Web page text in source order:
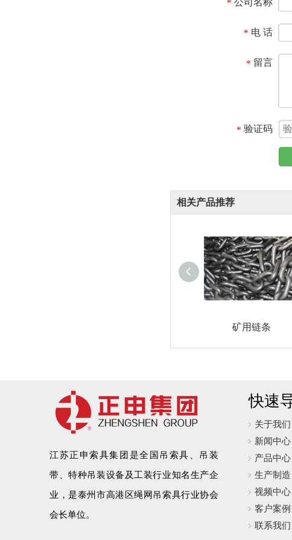
*
* 电 话
* 留言
* 验证码
相关产品推荐
矿用链条
江苏正申索具集团是全国吊索具、吊装
带、特种吊装设备及工装行业知名生产企
业，是泰州市高港区绳网吊索具行业协会
会长单位。
快速
关于我们
新闻中心
产品中心
生产制造
视频中心
客户案例
联系我们